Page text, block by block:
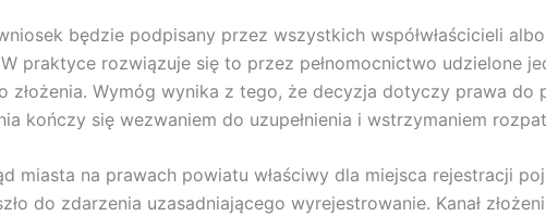
będzie podpisany przez wszystkich współwłaścicieli
praktyce rozwiązuje się to przez pełnomocnictwo udzielone
Wymóg wynika z tego, że decyzja dotyczy prawa do
kończy się wezwaniem do uzupełnienia i wstrzymaniem
miasta na prawach powiatu właściwy dla miejsca rejestracji
do zdarzenia uzasadniającego wyrejestrowanie. Kanał